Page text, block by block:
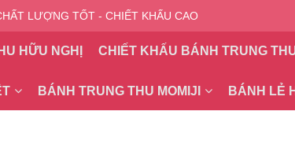
LƯỢNG TỐT - CHIẾT KHẤU CAO
HỮU NGHỊ CHIẾT KHẤU BÁNH TRUNG
BÁNH TRUNG THU MOMIJI BÁNH LẺ